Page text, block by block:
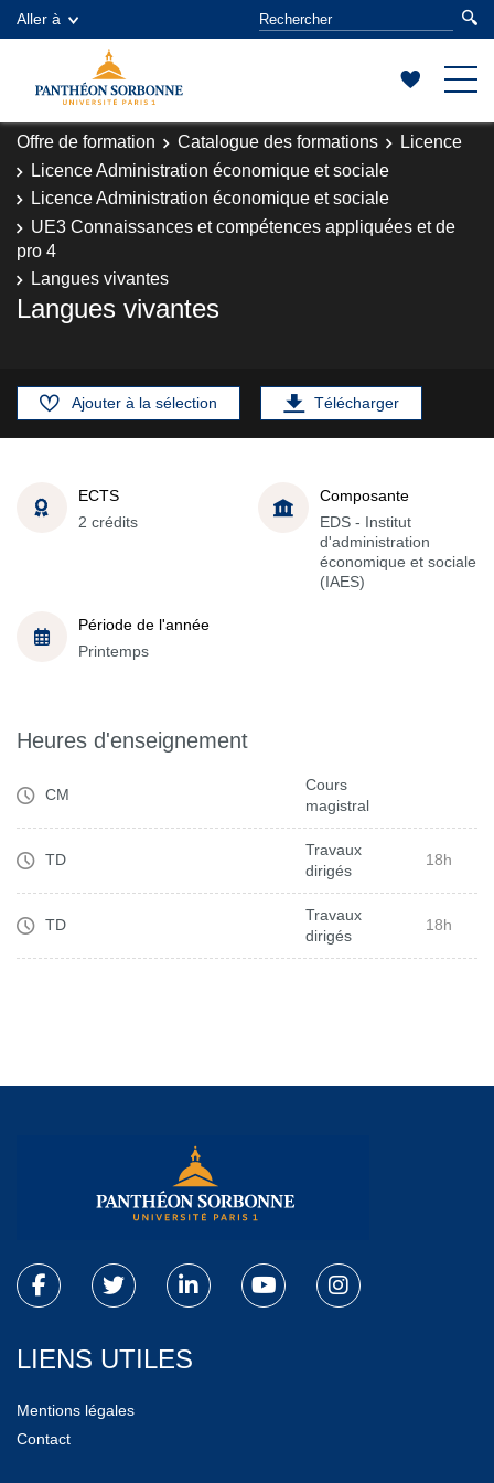
Aller à
Offre de formation Catalogue des formations
Licence
Licence Administration économique et sociale
Licence Administration économique et sociale
UE3 Connaissances et compétences appliquées et de
pro 4
Langues vivantes
Langues vivantes
Ajouter à la sélection Télécharger
ECTS
2 crédits
Composante
EDS - Institut
d'administration
économique et sociale
(IAES)
Période de l'année
Printemps
Heures d'enseignement
CM
Cours
magistral
TD
Travaux
dirigés
18h
TD
Travaux
dirigés
18h
LIENS UTILES
Mentions légales
Contact